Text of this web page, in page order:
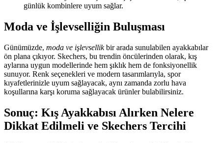
günlük kombinlere uyum sağlar.
Moda ve İşlevselliğin Buluşması
Günümüzde, moda ve işlevsellikbir arada sunulabilen ayakkabılar
ön plana çıkıyor. Skechers, bu trendin öncülerinden olarak, kış
aylarına uygun modellerinde hem şıklık hem de fonksiyonellik
sunuyor. Renk seçenekleri ve modern tasarımlarıyla, spor
kıyafetlerinizle uyum sağlayacak, aynı zamanda zorlu hava
koşullarına karşı koruma sağlayacak ürünler bulabilirsiniz.
Sonuç: Kış Ayakkabısı Alırken Nelere
Dikkat Edilmeli ve Skechers Tercihi